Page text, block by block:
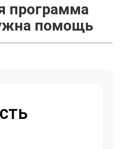
программа
помощь